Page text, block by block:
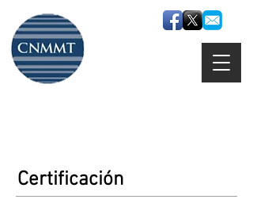
Certificación